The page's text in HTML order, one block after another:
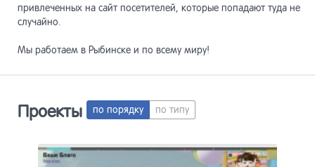
привлеченных на сайт посетителей, которые попадают туда не
случайно.
Мы работаем в Рыбинске и по всему миру!
Проекты по порядку по типу